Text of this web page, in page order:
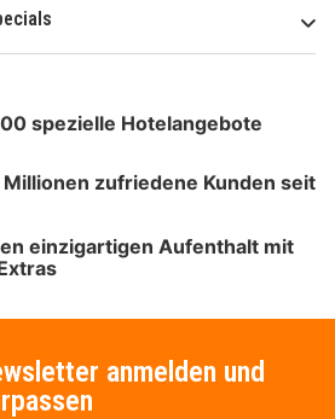
spezielle Hotelangebote
zufriedene Kunden seit
einzigartigen Aufenthalt mit
anmelden und